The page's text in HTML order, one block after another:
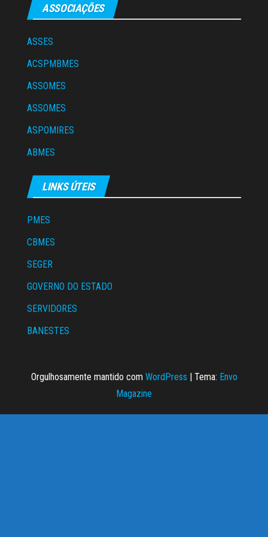
ASSOCIAÇÕES
ASSES
ACSPMBMES
ASSOMES
ASSOMES
ASPOMIRES
ABMES
LINKS ÚTEIS
PMES
CBMES
SEGER
GOVERNO DO ESTADO
SERVIDORES
BANESTES
Orgulhosamente mantido com WordPress | Tema: Envo
Magazine